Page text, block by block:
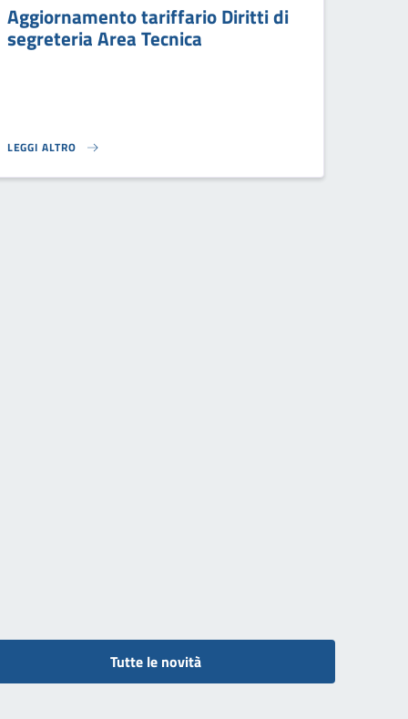
Aggiornamento tariffario Diritti di
segreteria Area Tecnica
LEGGI ALTRO
AGGIORNAMENTO TARIFFARIO DIRITTI DI SEGRETERIA AREA TECNICA}
Tutte le novità